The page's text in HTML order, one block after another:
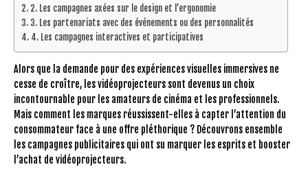
2. Les campagnes axées sur le design et l’ergonomie
3. Les partenariats avec des événements ou des personnalités
4. Les campagnes interactives et participatives
Alors que la demande pour des expériences visuelles immersives ne
cesse de croître, les vidéoprojecteurs sont devenus un choix
incontournable pour les amateurs de cinéma et les professionnels.
Mais comment les marques réussissent-elles à capter l’attention du
consommateur face à une offre pléthorique ? Découvrons ensemble
les campagnes publicitaires qui ont su marquer les esprits et booster
l’achat de vidéoprojecteurs.